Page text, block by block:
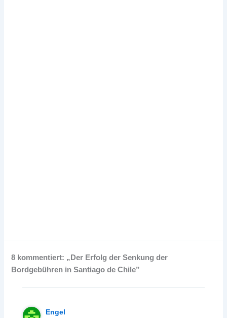
8 kommentiert: „Der Erfolg der Senkung der
Bordgebühren in Santiago de Chile”
Engel